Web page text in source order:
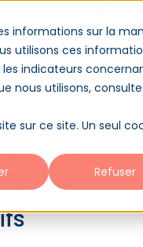
informations sur la
utilisons ces
indicateurs
nous utilisons,
sur ce site. Un seul
Refuser
nous ?
: un